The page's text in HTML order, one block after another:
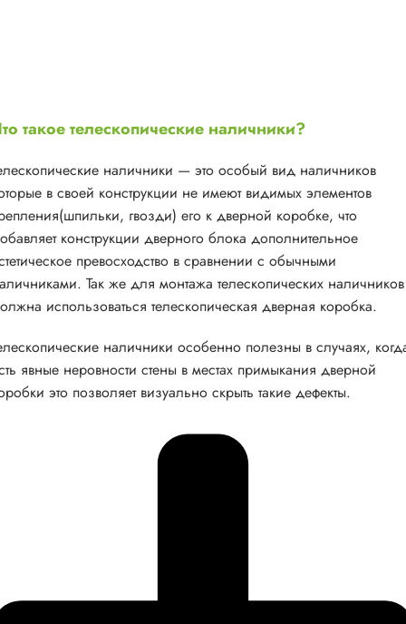
такое телескопические наличники?
наличники — это особый вид наличников
в своей конструкции не имеют видимых элементов
гвозди) его к дверной коробке, что
конструкции дверного блока дополнительное
превосходство в сравнении с обычными
Так же для монтажа телескопических наличников
использоваться телескопическая дверная коробка.
наличники особенно полезны в случаях,
явные неровности стены в местах примыкания дверной
это позволяет визуально скрыть такие дефекты.